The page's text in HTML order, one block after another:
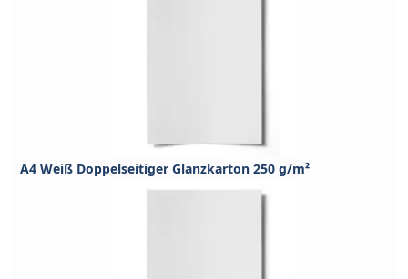
A4 Weiß Doppelseitiger Glanzkarton 250 g/m²